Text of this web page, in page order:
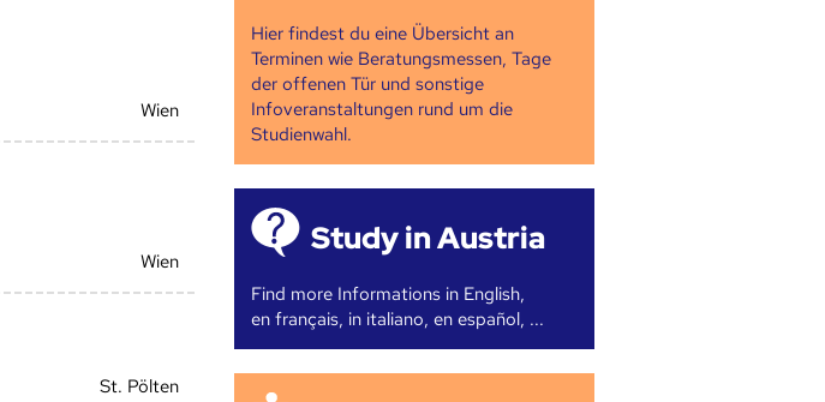
Wien
Wien
St. Pölten
Hier findest du eine Übersicht an
Terminen wie Beratungsmessen, Tage
der offenen Tür und sonstige
Infoveranstaltungen rund um die
Studienwahl.
Study in Austria
Find more Informations in English,
en français, in italiano, en español, ...